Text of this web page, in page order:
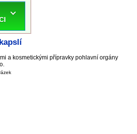
a kosmetickými přípravky pohlavní orgány